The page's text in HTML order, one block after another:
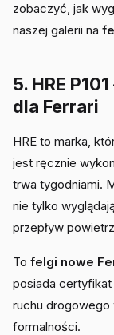
zobaczyć, jak
naszej galerii na
5. HRE
dla Ferrari
HRE to marka,
jest ręcznie
trwa tygodniami.
nie tylko
przepływ
To felgi nowe
posiada
ruchu drogowego
formalności.